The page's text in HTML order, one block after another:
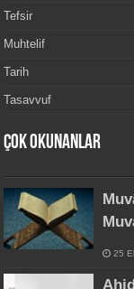
Tefsir
Muhtelif
Tarih
Tasavvuf
Çok Okunanlar
25